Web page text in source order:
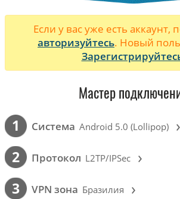
Если у вас уже есть аккаунт,
авторизуйтесь. Новый
Мастер
1 Cистема Android 5.0 (Lollipop) ›
2 Протокол L2TP/IPSec ›
3 VPN зона Бразилия ›